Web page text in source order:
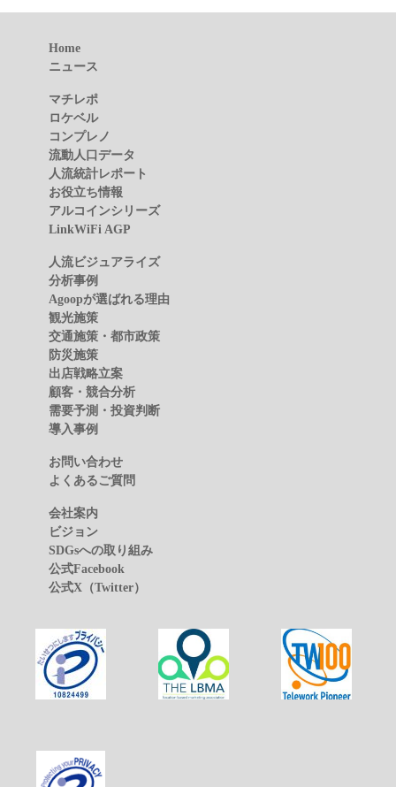
Home
ニュース
マチレポ
ロケベル
コンプレノ
流動人口データ
人流統計レポート
お役立ち情報
アルコインシリーズ
LinkWiFi AGP
人流ビジュアライズ
分析事例
Agoopが選ばれる理由
観光施策
交通施策・都市政策
防災施策
出店戦略立案
顧客・競合分析
需要予測・投資判断
導入事例
お問い合わせ
よくあるご質問
会社案内
ビジョン
SDGsへの取り組み
公式Facebook
公式X（Twitter）